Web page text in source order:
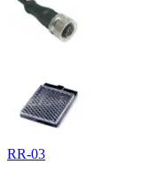
RR-03